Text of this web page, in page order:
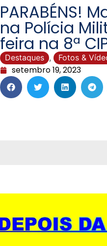
PARABÉNS!
na Polícia
feira na 8ª
Destaques , Fotos &
setembro 19, 2023